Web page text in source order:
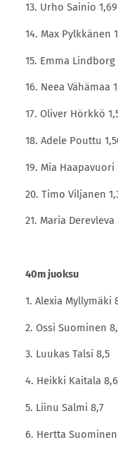
13. Urho Sainio 1,69
14. Max Pylkkänen
15. Emma Lindborg
16. Neea Vähämaa
17. Oliver Hörkkö
18. Adele Pouttu
19. Mia Haapavuori
20. Timo Viljanen
21. Maria Derevleva
40m juoksu
1. Alexia Myllymäki
2. Ossi Suominen
3. Luukas Talsi 8,5
4. Heikki Kaitala
5. Liinu Salmi 8,7
6. Hertta